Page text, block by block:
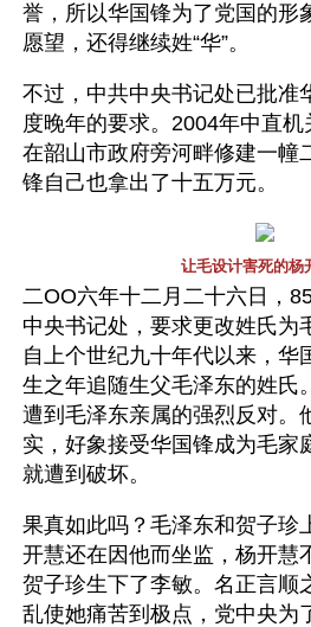
誉，所以华国锋为了党国的形
愿望，还得继续姓“华”。
不过，中共中央书记处已批准
度晚年的要求。2004年中直机
在韶山市政府旁河畔修建一幢
锋自己也拿出了十五万元。
让毛设计害死的杨
二OO六年十二月二十六日，
中央书记处，要求更改姓氏为
自上个世纪九十年代以来，华
生之年追随生父毛泽东的姓氏
遭到毛泽东亲属的强烈反对。
实，好象接受华国锋成为毛家
就遭到破坏。
果真如此吗？毛泽东和贺子珍
开慧还在因他而坐监，杨开慧
贺子珍生下了李敏。名正言顺
乱使她痛苦到极点，党中央为